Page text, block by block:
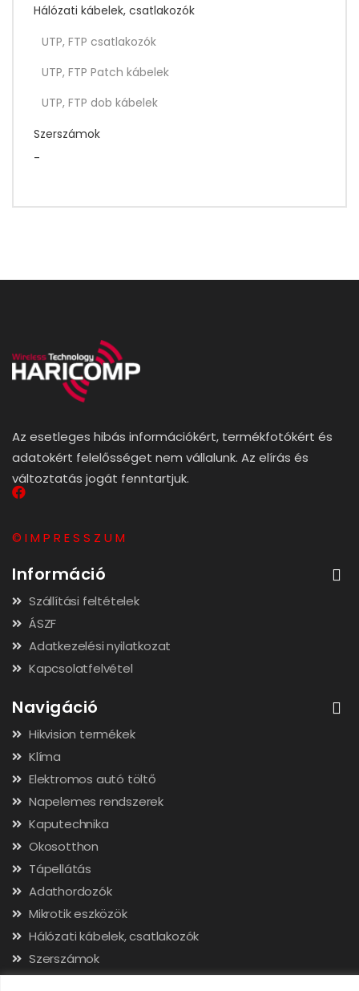
Hálózati kábelek, csatlakozók
UTP, FTP csatlakozók
UTP, FTP Patch kábelek
UTP, FTP dob kábelek
Szerszámok
-
Az esetleges hibás információkért, termékfotókért és
adatokért felelősséget nem vállalunk. Az elírás és
változtatás jogát fenntartjuk.
© I M P R E S S Z U M
Információ
Szállítási feltételek
ÁSZF
Adatkezelési nyilatkozat
Kapcsolatfelvétel
Navigáció
Hikvision termékek
Klíma
Elektromos autó töltő
Napelemes rendszerek
Kaputechnika
Okosotthon
Tápellátás
Adathordozók
Mikrotik eszközök
Hálózati kábelek, csatlakozók
Szerszámok